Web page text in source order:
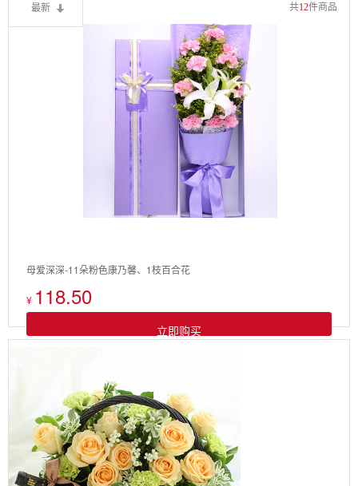
最新 共12件商品
母爱深深-11朵粉色康乃馨、1枝百合花
¥ 118.50
立即购买